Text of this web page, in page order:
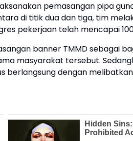
pemasangan pipa
di titik dua dan tiga, tim
pekerjaan telah mencapai
banner TMMD sebagai
masyarakat tersebut.
berlangsung dengan